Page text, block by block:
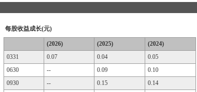
每股收益成长(元)
(2026) (2025)
(2024)
0331
0.07 0.04
0.05
0630
-- 0.09
0.10
0930
-- 0.15
0.14